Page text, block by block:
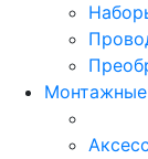
Монтажные